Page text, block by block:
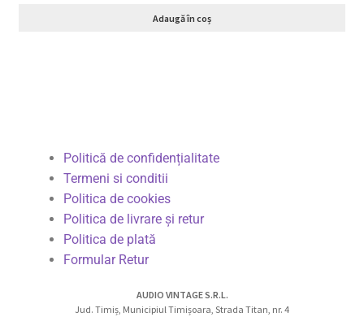
Adaugă în coș
Politică de confidențialitate
Termeni si conditii
Politica de cookies
Politica de livrare și retur
Politica de plată
Formular Retur
AUDIO VINTAGE S.R.L.
Jud. Timiș, Municipiul Timișoara, Strada Titan, nr. 4